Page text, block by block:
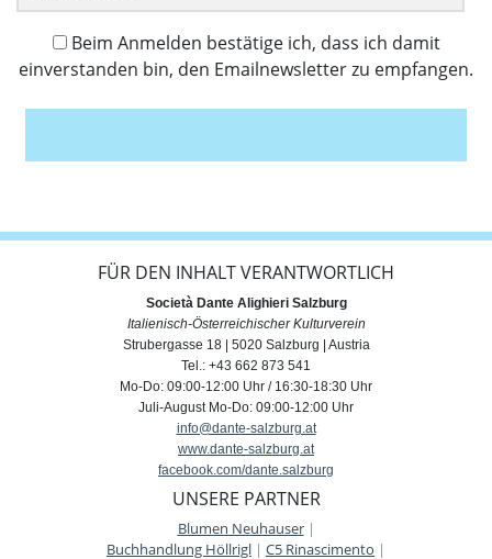
Beim Anmelden bestätige ich, dass ich damit
einverstanden bin, den Emailnewsletter zu empfangen.
FÜR DEN INHALT VERANTWORTLICH
Società Dante Alighieri Salzburg
Italienisch-Österreichischer Kulturverein
Strubergasse 18 | 5020 Salzburg | Austria
Tel.: +43 662 873 541
Mo-Do: 09:00-12:00 Uhr / 16:30-18:30 Uhr
Juli-August Mo-Do: 09:00-12:00 Uhr
info@dante-salzburg.at
www.dante-salzburg.at
facebook.com/dante.salzburg
UNSERE PARTNER
Blumen Neuhauser|
Buchhandlung Höllrigl | C5 Rinascimento |